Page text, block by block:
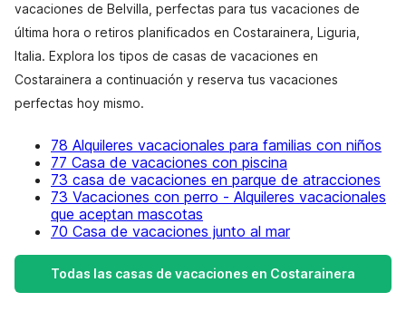
vacaciones de Belvilla, perfectas para tus vacaciones de
última hora o retiros planificados en Costarainera, Liguria,
Italia. Explora los tipos de casas de vacaciones en
Costarainera a continuación y reserva tus vacaciones
perfectas hoy mismo.
78 Alquileres vacacionales para familias con niños
77 Casa de vacaciones con piscina
73 casa de vacaciones en parque de atracciones
73 Vacaciones con perro - Alquileres vacacionales
que aceptan mascotas
70 Casa de vacaciones junto al mar
Todas las casas de vacaciones en Costarainera